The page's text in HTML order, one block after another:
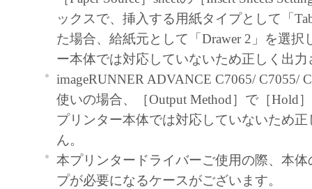
You may make one copy of the SOFTWARE
purpose.
2. RESTRICTIONS
You shall not use the SOFTWARE except as
permitted herein, and shall not assign,
loan, convey or transfer to any third party the
shall not alter, translate or convert to another
language, modify, disassemble, decompile or
engineer the SOFTWARE and you shall not
ックスで、挿入する用紙タイプとして「
た場合、給紙元として「Drawer 2」を選択
ー本体では対応していないため正しく出
imageRUNNER ADVANCE C7065/ C7055/
使いの場合、［Output Method］で［Hold
プリンター本体では対応していないため
ん。
本プリンタードライバーご使用の際、本
プが必要になるケースがございます。